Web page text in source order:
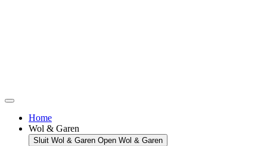
Home
Wol & Garen
Sluit Wol & Garen Open Wol & Garen